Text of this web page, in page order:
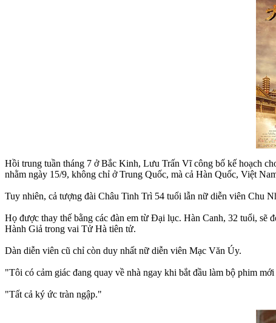
Hồi trung tuần tháng 7 ở Bắc Kinh, Lưu Trấn Vĩ công bố kế hoạch
nhằm ngày 15/9, không chỉ ở Trung Quốc, mà cả Hàn Quốc, Việt
Tuy nhiên, cả tượng đài Châu Tinh Trì 54 tuổi lẫn nữ diễn viên Chu
Họ được thay thế bằng các đàn em từ Đại lục. Hàn Canh, 32 tuổi,
Hành Giả trong vai Tử Hà tiên tử.
Dàn diễn viên cũ chỉ còn duy nhất nữ diễn viên Mạc Văn Úy.
"Tôi có cảm giác đang quay về nhà ngay khi bắt đầu làm bộ phim
"Tất cả ký ức tràn ngập."